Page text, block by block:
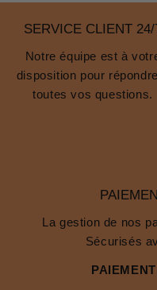
SERVICE CLIENT 24/
Notre équipe est à
disposition pour
toutes vos questions.
La gestion de nos
Sécurisés